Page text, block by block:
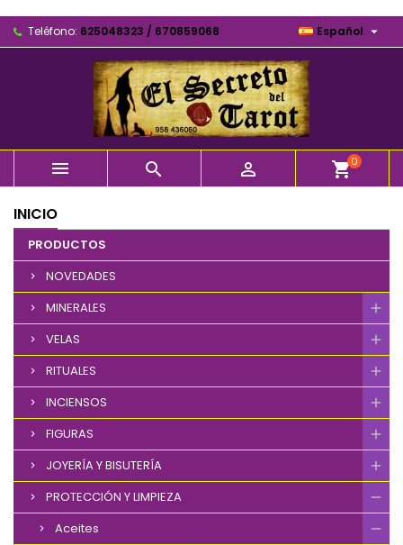
Teléfono: 625048323 / 670859068 Español 
   shopping_cart0
INICIO
PRODUCTOS
NOVEDADES
MINERALES
VELAS
RITUALES
INCIENSOS
FIGURAS
JOYERÍA Y BISUTERÍA
PROTECCIÓN Y LIMPIEZA
Aceites